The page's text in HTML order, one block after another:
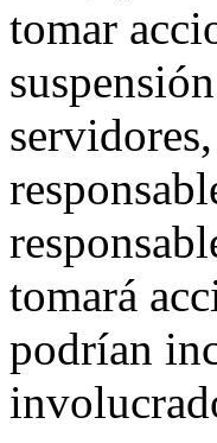
tomar
tomará
podrían